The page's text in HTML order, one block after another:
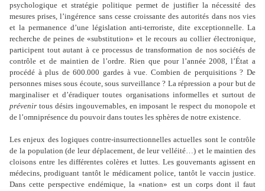
psychologique et stratégie politique permet de justifier la nécessité des
mesures prises, l’ingérence sans cesse croissante des autorités dans nos vies
et la permanence d’une législation anti-terroriste, dite exceptionnelle. La
recherche de peines de «substitution» et le recours au collier électronique,
participent tout autant à ce processus de transformation de nos sociétés de
contrôle et de maintien de l’ordre. Rien que pour l’année 2008, l’État a
procédé à plus de 600.000 gardes à vue. Combien de perquisitions ? De
personnes mises sous écoute, sous surveillance ? La répression a pour but de
marginaliser et d’éradiquer toutes organisations informelles et surtout de
prévenir tous désirs ingouvernables, en imposant le respect du monopole et
de l’omniprésence du pouvoir dans toutes les sphères de notre existence.
Les enjeux des logiques contre-insurrectionnelles actuelles sont le contrôle
de la population (de leur déplacement, de leur velléité…) et le maintien des
cloisons entre les différentes colères et luttes. Les gouvernants agissent en
médecins, prodiguant tantôt le médicament police, tantôt le vaccin justice.
Dans cette perspective endémique, la «nation» est un corps dont il faut